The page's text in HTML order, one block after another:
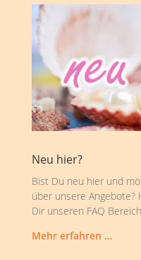
Neu hier?
Bist Du neu hier und
über unsere Angebote?
Dir unseren FAQ
Mehr erfahren …